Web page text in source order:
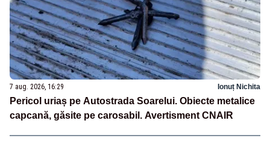
7 aug. 2026, 16:29 Ionuț Nichita
Pericol uriaș pe Autostrada Soarelui. Obiecte metalice
capcană, găsite pe carosabil. Avertisment CNAIR